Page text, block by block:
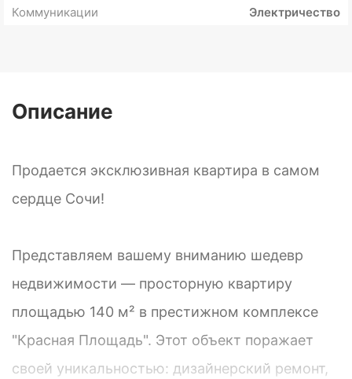
Коммуникации
Электричество
Описание
Продается эксклюзивная квартира в самом
сердце Сочи!
Представляем вашему вниманию шедевр
недвижимости — просторную квартиру
площадью 140 м² в престижном комплексе
"Красная Площадь". Этот объект поражает
своей уникальностью: дизайнерский ремонт,